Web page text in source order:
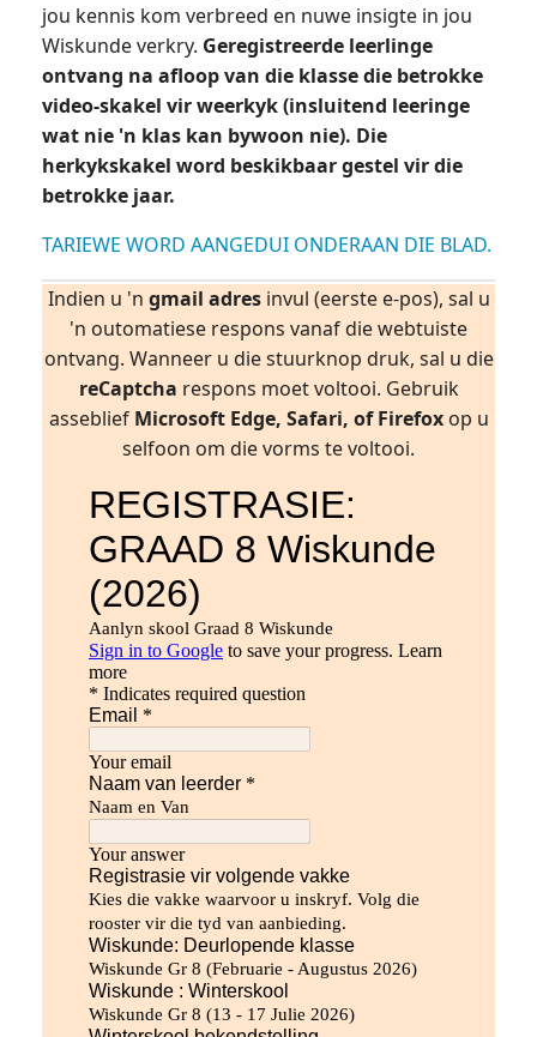
jou kennis kom verbreed en nuwe insigte in jou
Wiskunde verkry. Geregistreerde leerlinge
ontvang na afloop van die klasse die betrokke
video-skakel vir weerkyk (insluitend leeringe
wat nie 'n klas kan bywoon nie). Die
herkykskakel word beskikbaar gestel vir die
betrokke jaar.
TARIEWE WORD AANGEDUI ONDERAAN DIE BLAD.
Indien u 'n gmail adresinvul (eerste e-pos), sal u
'n outomatiese respons vanaf die webtuiste
ontvang. Wanneer u die stuurknop druk, sal u die
reCaptcha respons moet voltooi. Gebruik
asseblief Microsoft Edge, Safari, of Firefoxop u
selfoon om die vorms te voltooi.